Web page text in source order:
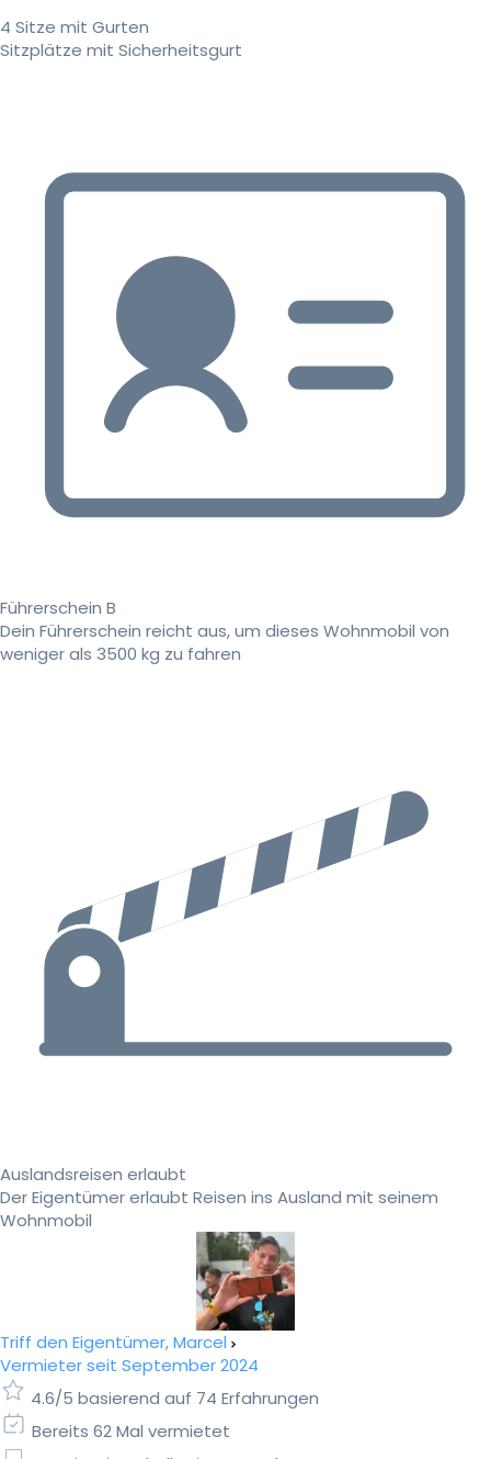
4 Sitze mit Gurten
Sitzplätze mit Sicherheitsgurt
Führerschein B
Dein Führerschein reicht aus, um dieses Wohnmobil von
weniger als 3500 kg zu fahren
Auslandsreisen erlaubt
Der Eigentümer erlaubt Reisen ins Ausland mit seinem
Wohnmobil
Triff den Eigentümer, Marcel
Vermieter seit September 2024
4.6/5 basierend auf 74 Erfahrungen
Bereits 62 Mal vermietet